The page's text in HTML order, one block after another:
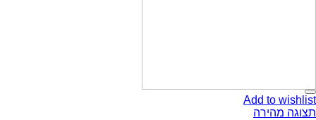
Add to wishlist
תצוגה מהירה